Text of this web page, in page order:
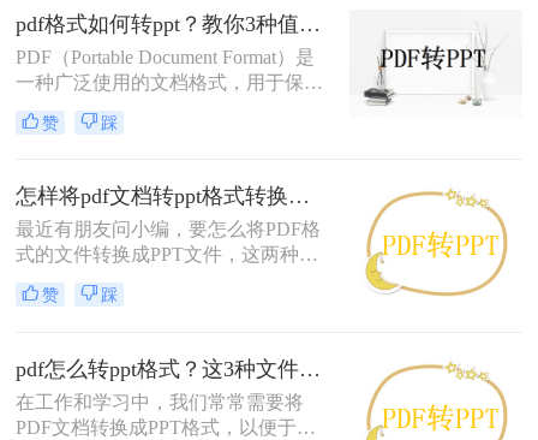
可编辑的PPT呢？为了满足广大用户
的需求，本文将介绍三种免费将PDF
文件转换成可编辑PPT的方法，帮助
您轻松实现格式转换。
pdf格式如何转ppt？教你3种值得收藏的转换方法！
PDF（Portable Document Format）是
一种广泛使用的文档格式，用于保存
和交换文档，包括文本格式和版面布
局。有时候，我们需要将PDF文件转
或进行编辑。那么pdf格式如何转ppt
呢？本文将介绍几种实用的方法来帮
助您将PDF文档转换为PPT格式。
赞 踩
怎样将pdf文档转ppt格式转换？这3种转换方法很不错！
最近有朋友问小编，要怎么将PDF格
式的文件转换成PPT文件，这两种不
同的文件之前可以进行转换吗？如果
可以转换那么我们就省下了重新制作
以的，使用pdf文档转ppt文档工具就
可以轻松解决，下面给大家讲讲转转
大师是怎么将PDF转成PPT的。
赞 踩
pdf怎么转ppt格式？这3种文件转换方法简单又方便！
在工作和学习中，我们常常需要将
PDF文档转换成PPT格式，以便于进